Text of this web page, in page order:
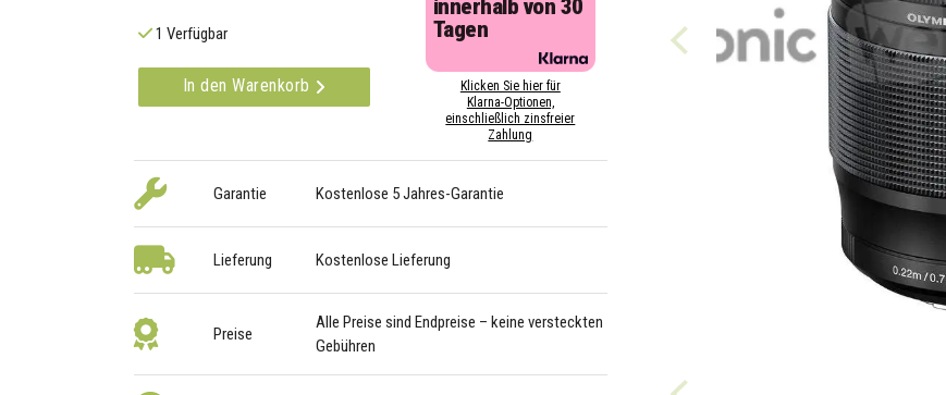
1 Verfügbar
In den Warenkorb
innerhalb von 30
Tagen
Klicken Sie hier für
Klarna-Optionen,
einschließlich zinsfreier
Zahlung
Garantie Kostenlose 5 Jahres-Garantie
Lieferung Kostenlose Lieferung
Preise
Alle Preise sind Endpreise – keine versteckten
Gebühren